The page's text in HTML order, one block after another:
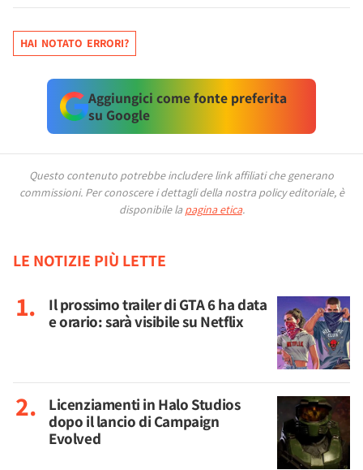
HAI NOTATO ERRORI?
Aggiungici come fonte preferita
su Google
Questo contenuto potrebbe includere link affiliati che generano
commissioni. Per conoscere i dettagli della nostra policy editoriale, è
disponibile la pagina etica.
LE NOTIZIE PIÙ LETTE
Il prossimo trailer di GTA 6 ha data
e orario: sarà visibile su Netflix
Licenziamenti in Halo Studios
dopo il lancio di Campaign
Evolved